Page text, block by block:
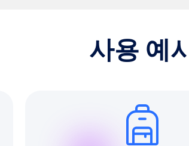
사용 예